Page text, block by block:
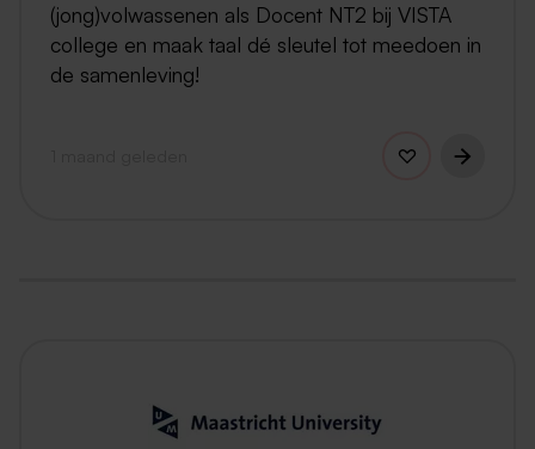
(jong)volwassenen als Docent NT2 bij VISTA
college en maak taal dé sleutel tot meedoen in
de samenleving!